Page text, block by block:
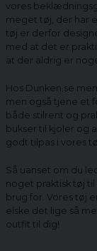
vores
meget tøj, der har
tøj er derfor
med at det er
at der aldrig er
Hos Dunken.se
men også tjene et
både stilrent og
bukser til kjoler og
godt tilpas i vores
Så uanset om du
noget praktisk tøj
brug for. Vores tøj
elske det lige så
outfit til dig!